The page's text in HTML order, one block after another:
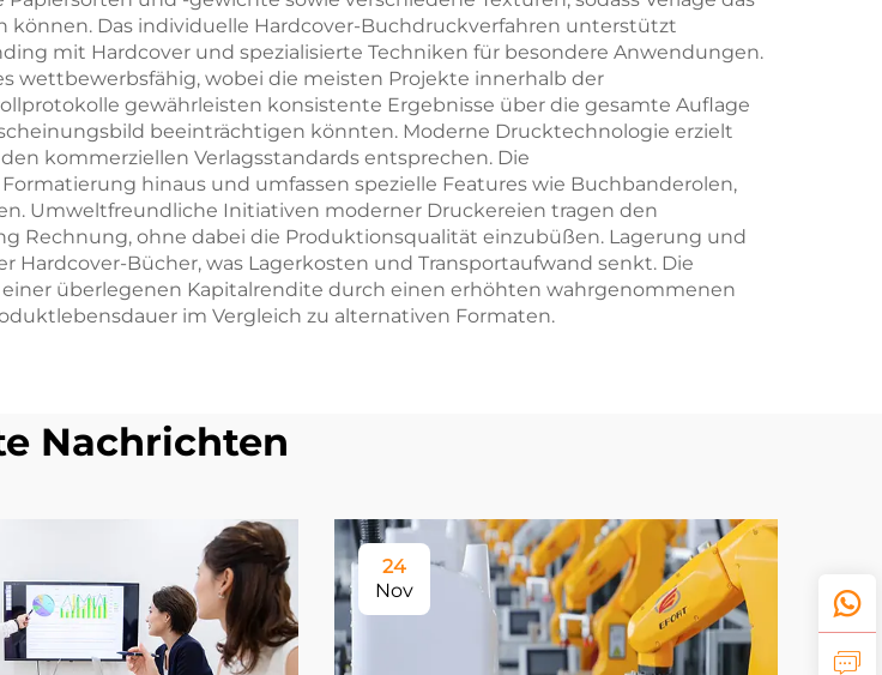
Das individuelle Hardcover-Buchdruckverfahren unterstützt
mit Hardcover und spezialisierte Techniken für besondere Anwendungen.
wettbewerbsfähig, wobei die meisten Projekte innerhalb der
gewährleisten konsistente Ergebnisse über die gesamte Auflage
beeinträchtigen könnten. Moderne Drucktechnologie erzielt
kommerziellen Verlagsstandards entsprechen. Die
hinaus und umfassen spezielle Features wie Buchbanderolen,
Umweltfreundliche Initiativen moderner Druckereien tragen den
Rechnung, ohne dabei die Produktionsqualität einzubüßen. Lagerung und
Bücher, was Lagerkosten und Transportaufwand senkt. Die
überlegenen Kapitalrendite durch einen erhöhten wahrgenommenen
im Vergleich zu alternativen Formaten.
Nachrichten
24
Nov